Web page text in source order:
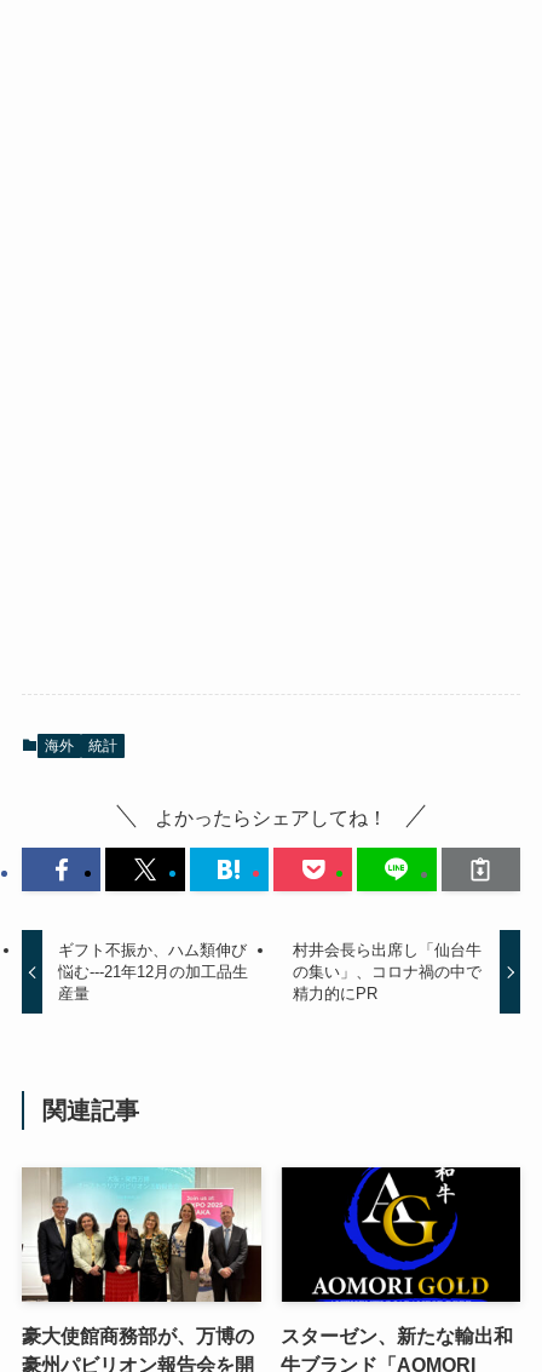
海外 統計
よかったらシェアしてね！
ギフト不振か、ハム類伸び
悩む---‌21年12月の加工品生
産量
村井会長ら出席し「仙台牛
の集い」、コロナ禍の中で
精力的にPR
関連記事
豪大使館商務部が、万博の
豪州パビリオン報告会を開
スターゼン、新たな輸出和
牛ブランド「AOMORI